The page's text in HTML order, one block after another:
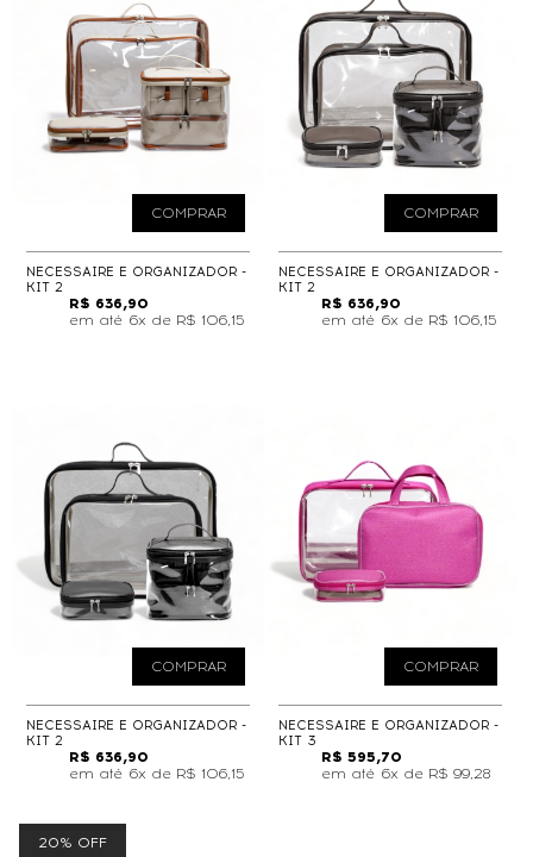
COMPRAR
NECESSAIRE E ORGANIZADOR -
KIT 2
R$ 636,90
6x de R$ 106,15
COMPRAR
NECESSAIRE E ORGANIZADOR -
KIT 2
R$ 636,90
6x de R$ 106,15
COMPRAR
NECESSAIRE E ORGANIZADOR -
KIT 2
R$ 636,90
6x de R$ 106,15
COMPRAR
NECESSAIRE E ORGANIZADOR -
KIT 3
R$ 595,70
6x de R$ 99,28
20% OFF